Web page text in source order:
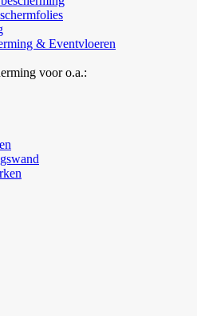
& Eventvloeren
voor o.a.: